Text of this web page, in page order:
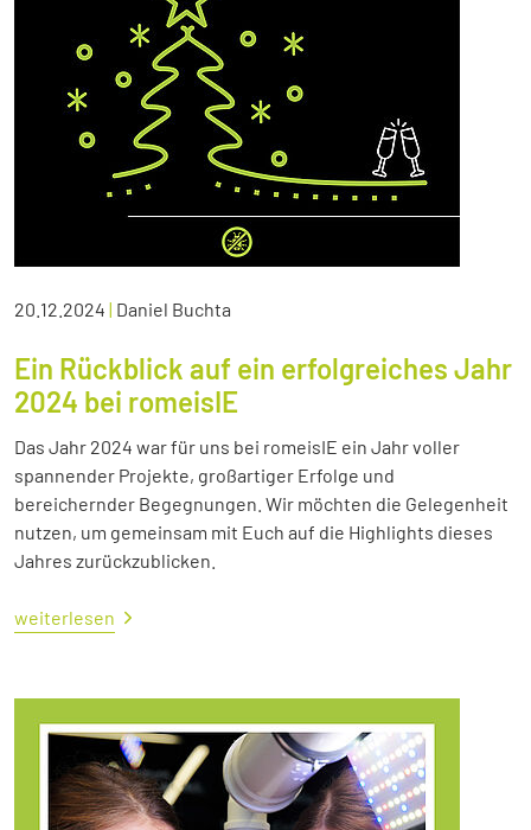
20.12.2024 | Daniel Buchta
Ein Rückblick auf ein erfolgreiches Jahr
2024 bei romeisIE
Das Jahr 2024 war für uns bei romeisIE ein Jahr voller
spannender Projekte, großartiger Erfolge und
bereichernder Begegnungen. Wir möchten die Gelegenheit
nutzen, um gemeinsam mit Euch auf die Highlights dieses
Jahres zurückzublicken.
weiterlesen